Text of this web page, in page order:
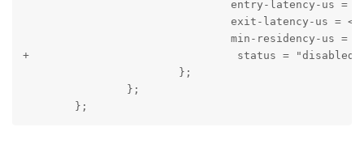
entry-latency-us =
exit-latency-us =
min-residency-us =
+                                status =
                        };
                };
        };